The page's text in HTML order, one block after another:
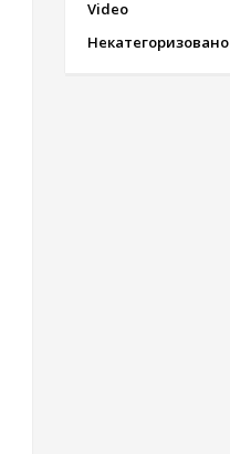
Video
Некатегоризовано